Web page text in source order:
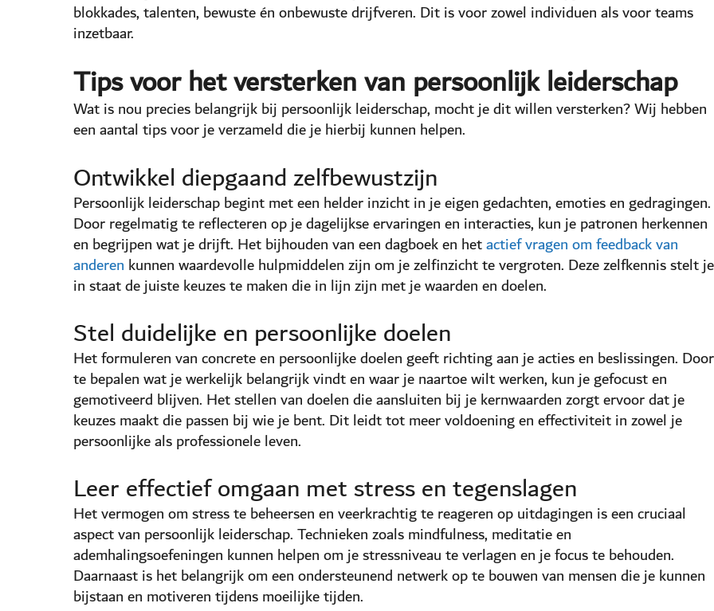
blokkades, talenten, bewuste én onbewuste drijfveren. Dit is voor zowel individuen als voor teams
inzetbaar.
Tips voor het versterken van persoonlijk leiderschap
Wat is nou precies belangrijk bij persoonlijk leiderschap, mocht je dit willen versterken? Wij hebben
een aantal tips voor je verzameld die je hierbij kunnen helpen.
Ontwikkel diepgaand zelfbewustzijn
Persoonlijk leiderschap begint met een helder inzicht in je eigen gedachten, emoties en gedragingen.
Door regelmatig te reflecteren op je dagelijkse ervaringen en interacties, kun je patronen herkennen
en begrijpen wat je drijft. Het bijhouden van een dagboek en hetactief vragen om feedback van
anderen kunnen waardevolle hulpmiddelen zijn om je zelfinzicht te vergroten. Deze zelfkennis stelt je
in staat de juiste keuzes te maken die in lijn zijn met je waarden en doelen.
Stel duidelijke en persoonlijke doelen
Het formuleren van concrete en persoonlijke doelen geeft richting aan je acties en beslissingen. Door
te bepalen wat je werkelijk belangrijk vindt en waar je naartoe wilt werken, kun je gefocust en
gemotiveerd blijven. Het stellen van doelen die aansluiten bij je kernwaarden zorgt ervoor dat je
keuzes maakt die passen bij wie je bent. Dit leidt tot meer voldoening en effectiviteit in zowel je
persoonlijke als professionele leven. ​
Leer effectief omgaan met stress en tegenslagen
Het vermogen om stress te beheersen en veerkrachtig te reageren op uitdagingen is een cruciaal
aspect van persoonlijk leiderschap. Technieken zoals mindfulness, meditatie en
ademhalingsoefeningen kunnen helpen om je stressniveau te verlagen en je focus te behouden.
Daarnaast is het belangrijk om een ondersteunend netwerk op te bouwen van mensen die je kunnen
bijstaan en motiveren tijdens moeilijke tijden. ​